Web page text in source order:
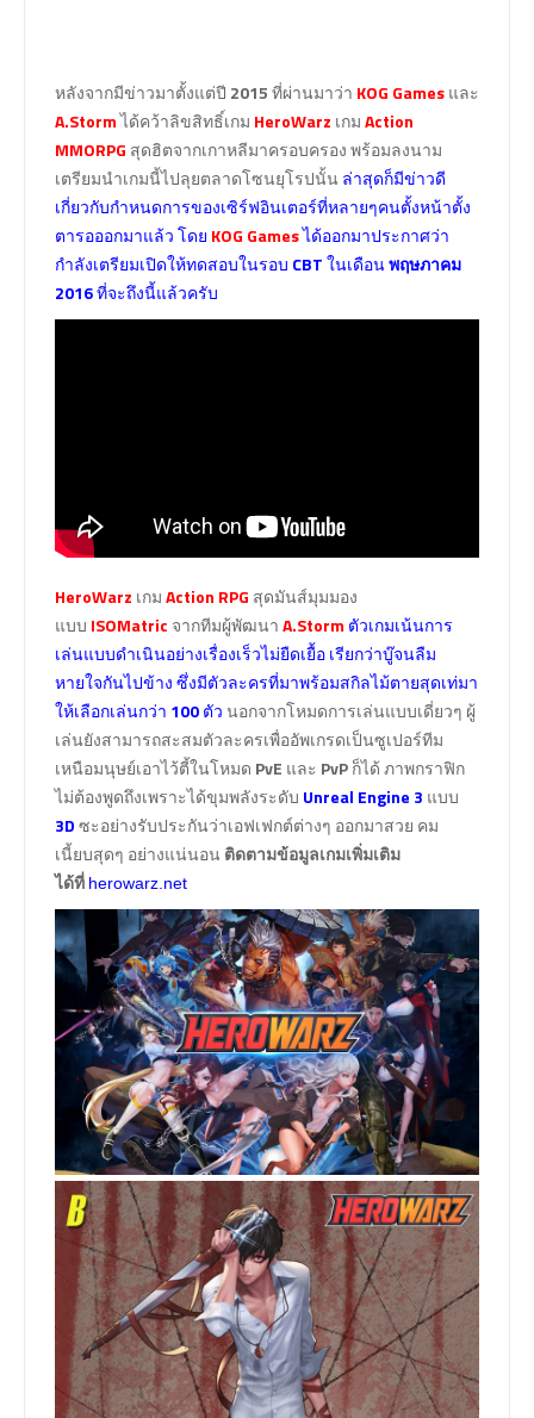
หลังจากมีข่าวมาตั้งแต่ปี 2015ที่ผ่านมาว่า KOG Gamesและ
A.Stormได้คว้าลิขสิทธิ์เกม HeroWarz เกมAction
MMORPG สุดฮิตจากเกาหลีมาครอบครอง พร้อมลงนาม
เตรียมนำเกมนี้ไปลุยตลาดโซนยุโรปนั้น ล่าสุดก็มีข่าวดี
เกี่ยวกับกำหนดการของเซิร์ฟอินเตอร์ที่หลายๆคนตั้งหน้าตั้ง
ตารอออกมาแล้ว โดย KOG Gamesได้ออกมาประกาศว่า
กำลังเตรียมเปิดให้ทดสอบในรอบ CBTในเดือนพฤษภาคม
2016ที่จะถึงนี้แล้วครับ
HeroWarz เกมAction RPG สุดมันส์มุมมอง
แบบ ISOMatric จากทีมผู้พัฒนาA.Stormตัวเกมเน้นการ
เล่นแบบดำเนินอย่างเรื่องเร็วไม่ยืดเยื้อ เรียกว่าบู๊จนลืม
หายใจกันไปข้าง ซึ่งมีตัวละครที่มาพร้อมสกิลไม้ตายสุดเท่มา
ให้เลือกเล่นกว่า 100ตัวนอกจากโหมดการเล่นแบบเดี่ยวๆ ผู้
เล่นยังสามารถสะสมตัวละครเพื่ออัพเกรดเป็นซูเปอร์ทีม
เหนือมนุษย์เอาไว้ตี้ในโหมด PvE และ PvPก็ได้ ภาพกราฟิก
ไม่ต้องพูดถึงเพราะได้ขุมพลังระดับ Unreal Engine 3 แบบ
3Dซะอย่างรับประกันว่าเอฟเฟกต์ต่างๆ ออกมาสวย คม
เนี้ยบสุดๆ อย่างแน่นอน ติดตามข้อมูลเกมเพิ่มเติม
ได้ที่ herowarz.net